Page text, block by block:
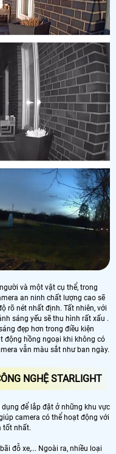
và một vật cụ thể, trong
an ninh chất lượng cao sẽ
rõ nét nhất định. Tất nhiên, với
sáng yếu sẽ thu hình rất xấu .
đẹp hơn trong điều kiện
động hồng ngoại khi không có
vẫn màu sắt như ban ngày.
NGHỆ STARLIGHT
để lắp đặt ở những khu vực
camera có thể hoạt động với
tốt nhất.
đỗ xe,... Ngoài ra, nhiều loại